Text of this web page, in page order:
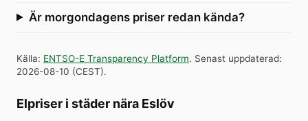
Är morgondagens priser redan kända?
Källa: ENTSO-E Transparency Platform. Senast uppdaterad:
2026-08-10 (CEST).
Elpriser i städer nära Eslöv